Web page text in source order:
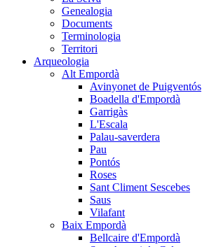
Genealogia
Documents
Terminologia
Territori
Arqueologia
Alt Empordà
Avinyonet de Puigventós
Boadella d'Empordà
Garrigàs
L'Escala
Palau-saverdera
Pau
Pontós
Roses
Sant Climent Sescebes
Saus
Vilafant
Baix Empordà
Bellcaire d'Empordà